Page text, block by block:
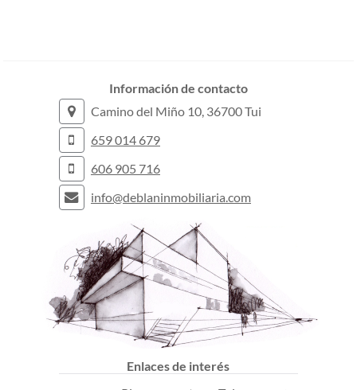
Información de contacto
Camino del Miño 10, 36700 Tui
659 014 679
606 905 716
info@deblaninmobiliaria.com
Enlaces de interés